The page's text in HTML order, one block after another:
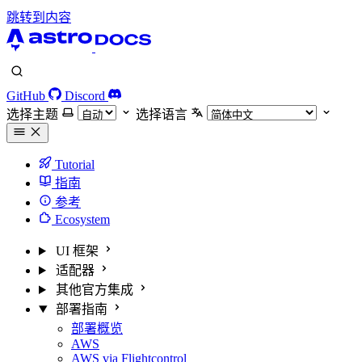
跳转到内容
GitHub
Discord
选择主题
选择语言
Tutorial
指南
参考
Ecosystem
UI 框架
适配器
其他官方集成
部署指南
部署概览
AWS
AWS via Flightcontrol